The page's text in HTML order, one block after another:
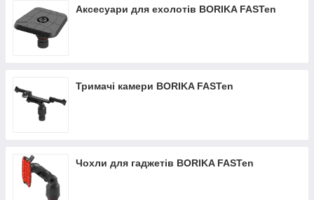
Аксесуари для ехолотів BORIKA FASTen
Тримачі камери BORIKA FASTen
Чохли для гаджетів BORIKA FASTen